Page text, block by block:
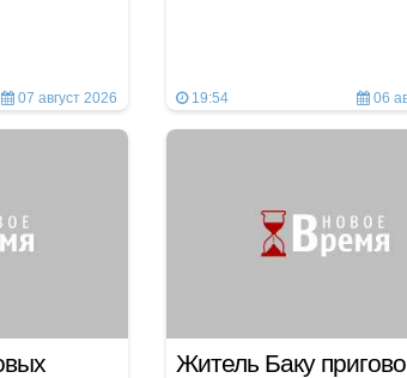
07 август 2026 19:54 06
Житель Баку